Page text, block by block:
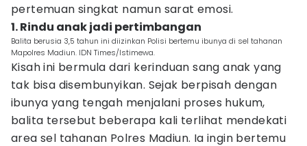
pertemuan singkat namun sarat emosi.
1. Rindu anak jadi pertimbangan
Balita berusia 3,5 tahun ini diizinkan Polisi bertemu ibunya di sel tahanan
Mapolres Madiun. IDN Times/Istimewa.
Kisah ini bermula dari kerinduan sang anak yang
tak bisa disembunyikan. Sejak berpisah dengan
ibunya yang tengah menjalani proses hukum,
balita tersebut beberapa kali terlihat mendekati
area sel tahanan Polres Madiun. Ia ingin bertemu